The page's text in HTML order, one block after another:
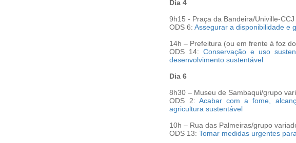
Dia 4
9h15 - Praça da Bandeira/Univille-
ODS 6:Assegurar a disponibilidade e
14h – Prefeitura (ou em frente à foz
ODS 14:Conservação e uso
desenvolvimento sustentável
Dia 6
8h30 – Museu de Sambaqui/grupo
ODS 2: Acabar com a fome,
agricultura sustentável
10h – Rua das Palmeiras/grupo
ODS 13:Tomar medidas urgentes